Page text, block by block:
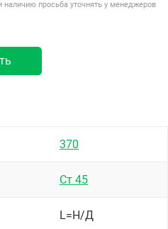
просьба уточнять у менеджеров
370
Ст 45
L=Н/Д